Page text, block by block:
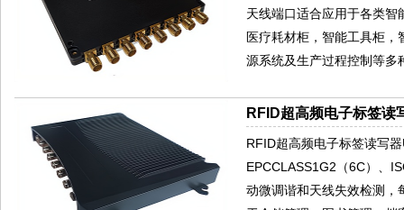
天线端口适合应用于各类
医疗耗材柜，智能工具柜
源系统及生产过程控制等多
RFID超高频电子标签读
RFID超高频电子标签读写
EPCCLASS1G2（6C）、
动微调谐和天线失效检测，